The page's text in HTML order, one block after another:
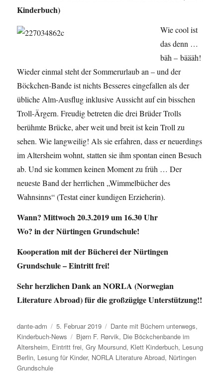
Kinderbuch)
Wie cool ist
das denn …
bäh – bäääh!
Wieder einmal steht der Sommerurlaub an – und der
Böckchen-Bande ist nichts Besseres eingefallen als der
übliche Alm-Ausflug inklusive Aussicht auf ein bisschen
Troll-Ärgern. Freudig betreten die drei Brüder Trolls
berühmte Brücke, aber weit und breit ist kein Troll zu
sehen. Wie langweilig! Als sie erfahren, dass er neuerdings
im Altersheim wohnt, statten sie ihm spontan einen Besuch
ab. Und sie kommen keinen Moment zu früh … Der
neueste Band der herrlichen „Wimmelbücher des
Wahnsinns“ (Testat einer kundigen Erzieherin).
Wann? Mittwoch 20.3.2019 um 16.30 Uhr
Wo? in der Nürtingen Grundschule!
Kooperation mit der Bücherei der Nürtingen
Grundschule – Eintritt frei!
Sehr herzlichen Dank an NORLA (Norwegian
Literature Abroad) für die großzügige Unterstützung!!
Autor
dante-adm
Veröffentlicht
am
5. Februar 2019 Kategorien
Dante mit Büchern unterwegs,
Kinderbuch-News
Schlagwörter
Bjørn F. Rørvik, Die Böckchenbande im
Altersheim, Eintritt frei,Gry Moursund, Klett Kinderbuch, Lesung
Berlin, Lesung für Kinder, NORLA Literature Abroad, Nürtingen
Grundschule